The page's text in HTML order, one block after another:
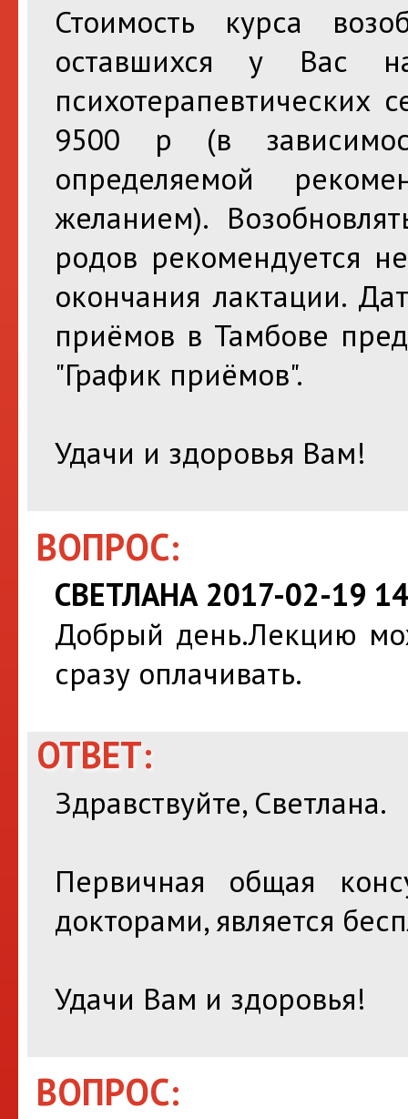
Стоимость курса
оставшихся у Вас
психотерапевтических
9500 р (в
определяемой
желанием).
родов рекомендуется
окончания лактации.
приёмов в Тамбове
"График приёмов".
Удачи и здоровья Вам!
ВОПРОС:
СВЕТЛАНА 2017-02-19
Добрый день.Лекцию
сразу оплачивать.
ОТВЕТ:
Здравствуйте, Светлана.
Первичная общая
докторами, является
Удачи Вам и здоровья!
ВОПРОС: